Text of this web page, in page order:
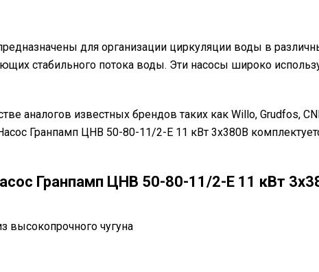
для организации циркуляции воды в
стабильного потока воды. Эти насосы широко
аналогов известных брендов таких как Willo, Grudfos,
Гранпамп ЦНВ 50-80-11/2-Е 11 кВт 3х380В
Гранпамп ЦНВ 50-80-11/2-Е 11 кВт
высокопрочного чугуна